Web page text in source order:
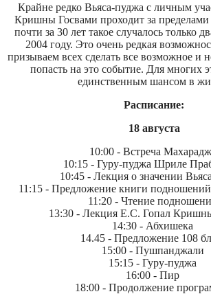
Крайне редко Вьяса-пуджа с личным
Кришны Госвами проходит за
почти за 30 лет такое случалось только
2004 году. Это очень редкая
призываем всех сделать все возможное и
попасть на это событие. Для многих
единственным шансом в
Расписание:
18 августа
10:00 - Встреча
10:15 - Гуру-пуджа Шриле
10:45 - Лекция о значении
11:15 - Предложение книги
11:20 - Чтение
13:30 - Лекция Е.С. Гопал
14:30 - Абхишека
14.45 - Предложение 108
15:00 - Пушпанджали
15:15 - Гуру-пуджа
16:00 - Пир
18:00 - Продолжение